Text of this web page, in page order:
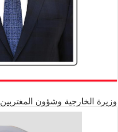
وزيرة الخارجية وشؤون المغتربين